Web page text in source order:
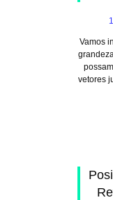
Vamos
vetores